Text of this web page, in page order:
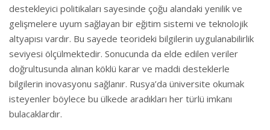
destekleyici politikaları sayesinde çoğu alandaki yenilik ve
gelişmelere uyum sağlayan bir eğitim sistemi ve teknolojik
altyapısı vardır. Bu sayede teorideki bilgilerin uygulanabilirlik
seviyesi ölçülmektedir. Sonucunda da elde edilen veriler
doğrultusunda alınan köklü karar ve maddi desteklerle
bilgilerin inovasyonu sağlanır. Rusya’da üniversite okumak
isteyenler böylece bu ülkede aradıkları her türlü imkanı
bulacaklardır.